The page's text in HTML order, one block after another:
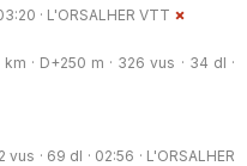
· L'ORSALHER VTT
· D+250 m · 326 vus · 34 dl ·
vus · 69 dl · 02:56 · L'ORSALHER